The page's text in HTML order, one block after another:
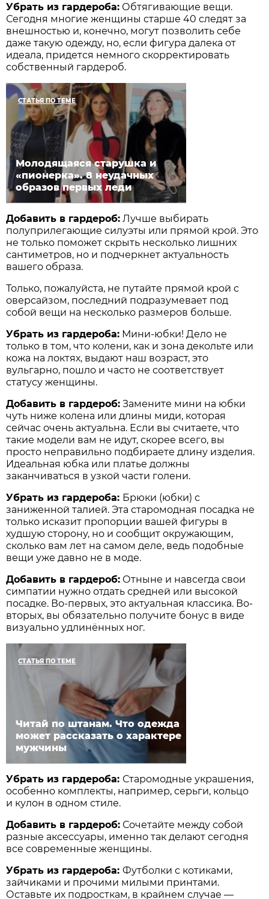
Убрать из гардероба: Обтягивающие вещи.
Сегодня многие женщины старше 40 следят за
внешностью и, конечно, могут позволить себе
даже такую одежду, но, если фигура далека от
идеала, придется немного скорректировать
собственный гардероб.
СТАТЬЯ ПО ТЕМЕ
Молодящаяся старушка и
«пионерка». 8 неудачных
образов первых леди
Добавить в гардероб: Лучше выбирать
полуприлегающие силуэты или прямой крой. Это
не только поможет скрыть несколько лишних
сантиметров, но и подчеркнет актуальность
вашего образа.
Только, пожалуйста, не путайте прямой крой с
оверсайзом, последний подразумевает под
собой вещи на несколько размеров больше.
Убрать из гардероба: Мини-юбки! Дело не
только в том, что колени, как и зона декольте или
кожа на локтях, выдают наш возраст, это
вульгарно, пошло и часто не соответствует
статусу женщины.
Добавить в гардероб: Замените мини на юбки
чуть ниже колена или длины миди, которая
сейчас очень актуальна. Если вы считаете, что
такие модели вам не идут, скорее всего, вы
просто неправильно подбираете длину изделия.
Идеальная юбка или платье должны
заканчиваться в узкой части голени.
Убрать из гардероба: Брюки (юбки) с
заниженной талией. Эта старомодная посадка не
только исказит пропорции вашей фигуры в
худшую сторону, но и сообщит окружающим,
сколько вам лет на самом деле, ведь подобные
вещи уже давно не в моде.
Добавить в гардероб: Отныне и навсегда свои
симпатии нужно отдать средней или высокой
посадке. Во-первых, это актуальная классика. Во-
вторых, вы обязательно получите бонус в виде
визуально удлинённых ног.
СТАТЬЯ ПО ТЕМЕ
Читай по штанам. Что одежда
может рассказать о характере
мужчины
Убрать из гардероба: Старомодные украшения,
особенно комплекты, например, серьги, кольцо
и кулон в одном стиле.
Добавить в гардероб: Сочетайте между собой
разные аксессуары, именно так делают сегодня
все современные женщины.
Убрать из гардероба:Футболки с котиками,
зайчиками и прочими милыми принтами.
Оставьте их подросткам, в крайнем случае —